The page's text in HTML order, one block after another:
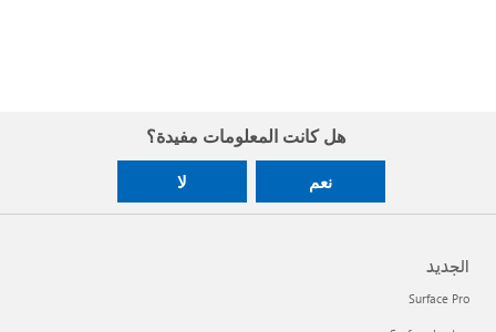
هل كانت المعلومات مفيدة؟
نعم لا
الجديد
Surface Pro